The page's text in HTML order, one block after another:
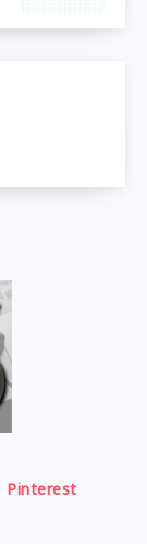
Pinterest